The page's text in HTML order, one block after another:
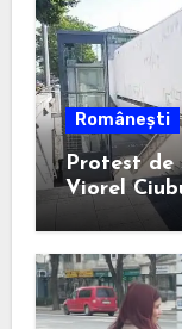
Românești
Protest de
Viorel
din